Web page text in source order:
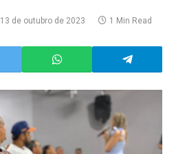
13 de outubro de 2023 1 Min Read